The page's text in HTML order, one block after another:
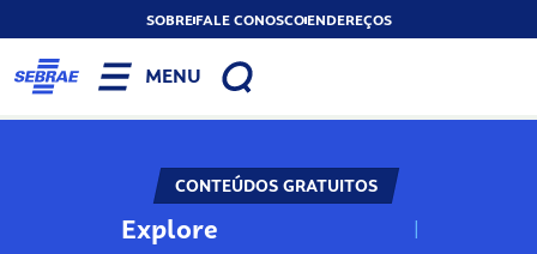
SOBREFALE CONOSCOENDEREÇOS
MENU
CONTEÚDOS GRATUITOS
Explore N